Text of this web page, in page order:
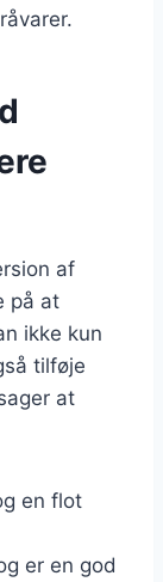
af
på at
ikke kun
tilføje
at
en flot
er en god